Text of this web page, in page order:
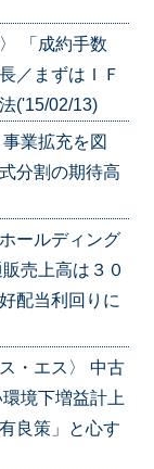
「成約手数
／まずはＩＦ
('15/02/13)
業拡充を図
分割の期待高
ールディング
売上高は３０
配当利回りに
・エス〉 中古
境下増益計上
良策」と心す